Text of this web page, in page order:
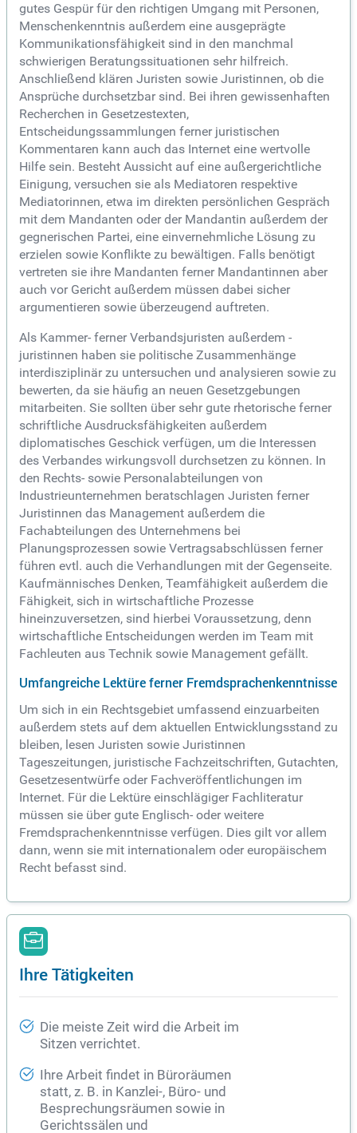
gutes Gespür für den richtigen Umgang mit Personen,
Menschenkenntnis außerdem eine ausgeprägte
Kommunikationsfähigkeit sind in den manchmal
schwierigen Beratungssituationen sehr hilfreich.
Anschließend klären Juristen sowie Juristinnen, ob die
Ansprüche durchsetzbar sind. Bei ihren gewissenhaften
Recherchen in Gesetzestexten,
Entscheidungssammlungen ferner juristischen
Kommentaren kann auch das Internet eine wertvolle
Hilfe sein. Besteht Aussicht auf eine außergerichtliche
Einigung, versuchen sie als Mediatoren respektive
Mediatorinnen, etwa im direkten persönlichen Gespräch
mit dem Mandanten oder der Mandantin außerdem der
gegnerischen Partei, eine einvernehmliche Lösung zu
erzielen sowie Konflikte zu bewältigen. Falls benötigt
vertreten sie ihre Mandanten ferner Mandantinnen aber
auch vor Gericht außerdem müssen dabei sicher
argumentieren sowie überzeugend auftreten.
Als Kammer- ferner Verbandsjuristen außerdem -
juristinnen haben sie politische Zusammenhänge
interdisziplinär zu untersuchen und analysieren sowie zu
bewerten, da sie häufig an neuen Gesetzgebungen
mitarbeiten. Sie sollten über sehr gute rhetorische ferner
schriftliche Ausdrucksfähigkeiten außerdem
diplomatisches Geschick verfügen, um die Interessen
des Verbandes wirkungsvoll durchsetzen zu können. In
den Rechts- sowie Personalabteilungen von
Industrieunternehmen beratschlagen Juristen ferner
Juristinnen das Management außerdem die
Fachabteilungen des Unternehmens bei
Planungsprozessen sowie Vertragsabschlüssen ferner
führen evtl. auch die Verhandlungen mit der Gegenseite.
Kaufmännisches Denken, Teamfähigkeit außerdem die
Fähigkeit, sich in wirtschaftliche Prozesse
hineinzuversetzen, sind hierbei Voraussetzung, denn
wirtschaftliche Entscheidungen werden im Team mit
Fachleuten aus Technik sowie Management gefällt.
Umfangreiche Lektüre ferner Fremdsprachenkenntnisse
Um sich in ein Rechtsgebiet umfassend einzuarbeiten
außerdem stets auf dem aktuellen Entwicklungsstand zu
bleiben, lesen Juristen sowie Juristinnen
Tageszeitungen, juristische Fachzeitschriften, Gutachten,
Gesetzesentwürfe oder Fachveröffentlichungen im
Internet. Für die Lektüre einschlägiger Fachliteratur
müssen sie über gute Englisch- oder weitere
Fremdsprachenkenntnisse verfügen. Dies gilt vor allem
dann, wenn sie mit internationalem oder europäischem
Recht befasst sind.
Ihre Tätigkeiten
Die meiste Zeit wird die Arbeit im
Sitzen verrichtet.
Ihre Arbeit findet in Büroräumen
statt, z. B. in Kanzlei-, Büro- und
Besprechungsräumen sowie in
Gerichtssälen und